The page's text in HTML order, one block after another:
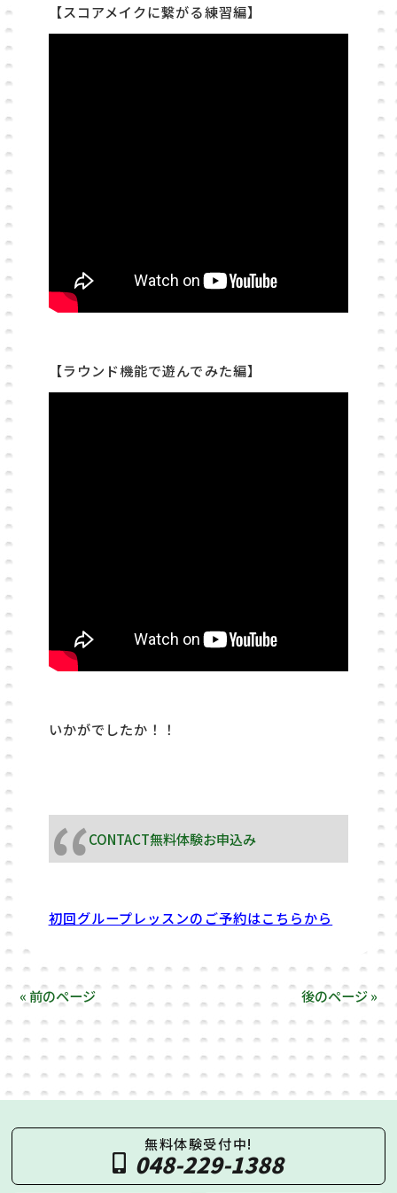
【スコアメイクに繋がる練習編】
【ラウンド機能で遊んでみた編】
いかがでしたか！！
CONTACT無料体験お申込み
初回グループレッスンのご予約はこちらから
« 前のページ 後のページ »
無料体験受付中!
048-229-1388